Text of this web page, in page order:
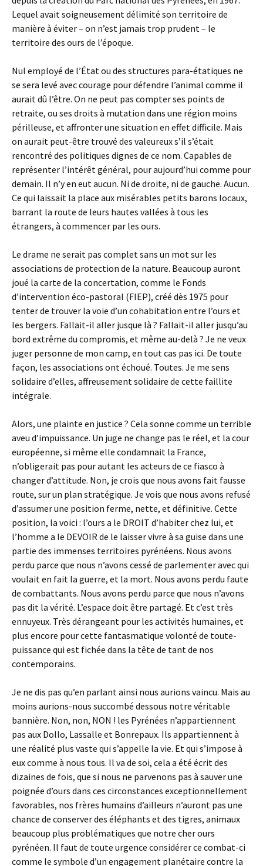
Lequel avait soigneusement délimité son territoire de
manière à éviter – on n’est jamais trop prudent – le
territoire des ours de l’époque.
Nul employé de l’État ou des structures para-étatiques ne
se sera levé avec courage pour défendre l’animal comme il
aurait dû l’être. On ne peut pas compter ses points de
retraite, ou ses droits à mutation dans une région moins
périlleuse, et affronter une situation en effet difficile. Mais
on aurait peut-être trouvé des valeureux s’il s’était
rencontré des politiques dignes de ce nom. Capables de
représenter l’intérêt général, pour aujourd’hui comme pour
demain. Il n’y en eut aucun. Ni de droite, ni de gauche. Aucun.
Ce qui laissait la place aux misérables petits barons locaux,
barrant la route de leurs hautes vallées à tous les
étrangers, à commencer par les ours.
Le drame ne serait pas complet sans un mot sur les
associations de protection de la nature. Beaucoup auront
joué la carte de la concertation, comme le Fonds
d’intervention éco-pastoral (FIEP), créé dès 1975 pour
tenter de trouver la voie d’un cohabitation entre l’ours et
les bergers. Fallait-il aller jusque là ? Fallait-il aller jusqu’au
bord extrême du compromis, et même au-delà ? Je ne veux
juger personne de mon camp, en tout cas pas ici. De toute
façon, les associations ont échoué. Toutes. Je me sens
solidaire d’elles, affreusement solidaire de cette faillite
intégrale.
Alors, une plainte en justice ? Cela sonne comme un terrible
aveu d’impuissance. Un juge ne change pas le réel, et la cour
européenne, si même elle condamnait la France,
n’obligerait pas pour autant les acteurs de ce fiasco à
changer d’attitude. Non, je crois que nous avons fait fausse
route, sur un plan stratégique. Je vois que nous avons refusé
d’assumer une position ferme, nette, et définitive. Cette
position, la voici : l’ours a le DROIT d’habiter chez lui, et
l’homme a le DEVOIR de le laisser vivre à sa guise dans une
partie des immenses territoires pyrénéens. Nous avons
perdu parce que nous n’avons cessé de parlementer avec qui
voulait en fait la guerre, et la mort. Nous avons perdu faute
de combattants. Nous avons perdu parce que nous n’avons
pas dit la vérité. L’espace doit être partagé. Et c’est très
ennuyeux. Très dérangeant pour les activités humaines, et
plus encore pour cette fantasmatique volonté de toute-
puissance qui est fichée dans la tête de tant de nos
contemporains.
Je ne dis pas qu’en parlant ainsi nous aurions vaincu. Mais au
moins aurions-nous succombé dessous notre véritable
bannière. Non, non, NON ! les Pyrénées n’appartiennent
pas aux Dollo, Lassalle et Bonrepaux. Ils appartiennent à
une réalité plus vaste qui s’appelle la vie. Et qui s’impose à
eux comme à nous tous. Il va de soi, cela a été écrit des
dizaines de fois, que si nous ne parvenons pas à sauver une
poignée d’ours dans ces circonstances exceptionnellement
favorables, nos frères humains d’ailleurs n’auront pas une
chance de conserver des éléphants et des tigres, animaux
beaucoup plus problématiques que notre cher ours
pyrénéen. Il faut de toute urgence considérer ce combat-ci
comme le symbole d’un engagement planétaire contre la